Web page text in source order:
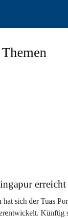
hat sich der Tuas
Künftig